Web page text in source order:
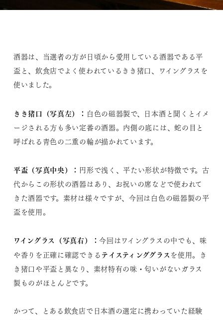
酒器は、当選者の方が日頃から愛用している酒器である平
盃と、飲食店でよく使われているきき猪口、ワイングラスを
使いました。
きき猪口（写真左）： 白色の磁器製で、日本酒と聞くとイメ
ージされる方も多い定番の酒器。内側の底には、蛇の目と
呼ばれる青色の二重の輪が描かれています。
平盃（写真中央）： 円形で浅く、平たい形状が特徴です。古
代からこの形状の酒器はあり、お祝いの席などで使われて
きた酒器です。素材は様々ですが、今回は白色の磁器製の平
盃を使用。
ワイングラス（写真右）：今回はワイングラスの中でも、味
や香りを正確に確認できる テイスティンググラス を使用。き
き猪口や平盃と異なり、素材特有の味・匂いがないガラス
製ものがほとんどです。
かつて、とある飲食店で日本酒の選定に携わっていた経験